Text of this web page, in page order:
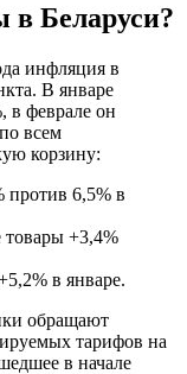
в Беларуси?
инфляция в
В январе
в феврале он
всем
корзину:
против 6,5% в
+3,4%
в январе.
обращают
тарифов на
в начале